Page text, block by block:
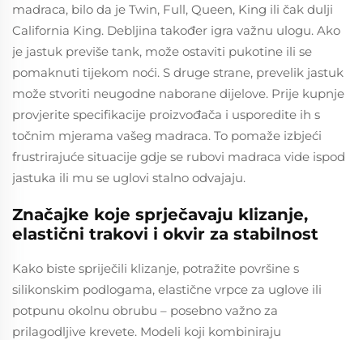
madraca, bilo da je Twin, Full, Queen, King ili čak dulji
California King. Debljina također igra važnu ulogu. Ako
je jastuk previše tank, može ostaviti pukotine ili se
pomaknuti tijekom noći. S druge strane, prevelik jastuk
može stvoriti neugodne naborane dijelove. Prije kupnje
provjerite specifikacije proizvođača i usporedite ih s
točnim mjerama vašeg madraca. To pomaže izbjeći
frustrirajuće situacije gdje se rubovi madraca vide ispod
jastuka ili mu se uglovi stalno odvajaju.
Značajke koje sprječavaju klizanje,
elastični trakovi i okvir za stabilnost
Kako biste spriječili klizanje, potražite površine s
silikonskim podlogama, elastične vrpce za uglove ili
potpunu okolnu obrubu – posebno važno za
prilagodljive krevete. Modeli koji kombiniraju